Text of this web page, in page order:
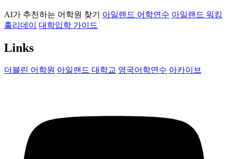
AI가 추천하는 어학원 찾기 아일랜드 어학연수 아일랜드 워킹
홀리데이
대학입학 가이드
Links
더블린 어학원 아일랜드 대학교 영국어학연수 아카이브